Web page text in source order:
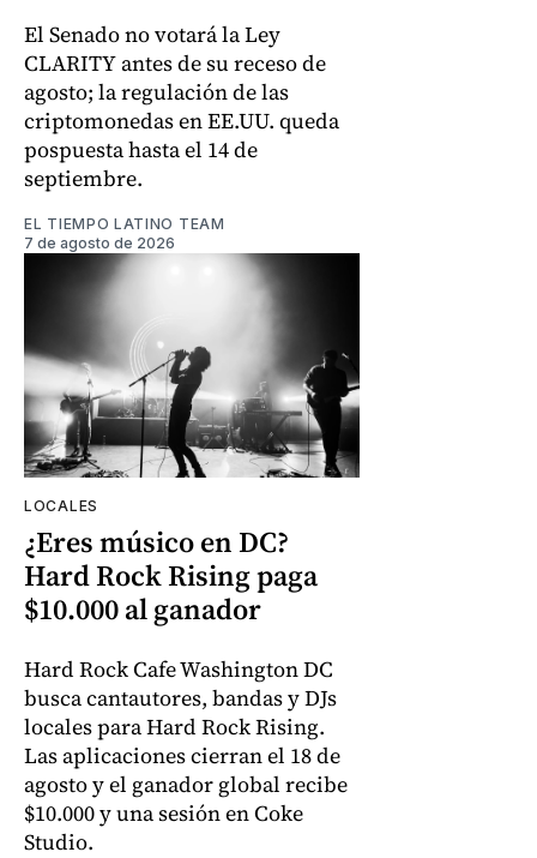
El Senado no votará la Ley
CLARITY antes de su receso de
agosto; la regulación de las
criptomonedas en EE.UU. queda
pospuesta hasta el 14 de
septiembre.
EL TIEMPO LATINO TEAM
7 de agosto de 2026
LOCALES
¿Eres músico en DC?
Hard Rock Rising paga
$10.000 al ganador
Hard Rock Cafe Washington DC
busca cantautores, bandas y DJs
locales para Hard Rock Rising.
Las aplicaciones cierran el 18 de
agosto y el ganador global recibe
$10.000 y una sesión en Coke
Studio.